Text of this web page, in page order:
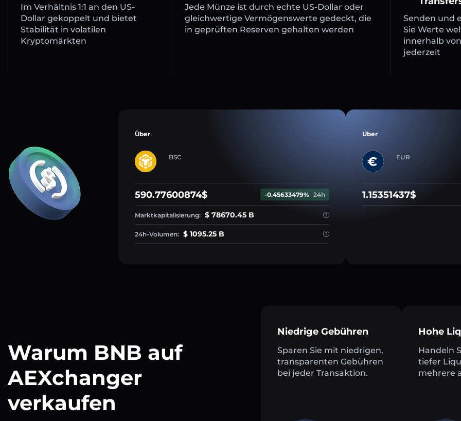
Im Verhältnis 1:1 an den US-
Dollar gekoppelt und bietet
Stabilität in volatilen
Kryptomärkten
Jede Münze ist durch echte US-Dollar oder
gleichwertige Vermögenswerte gedeckt, die
in geprüften Reserven gehalten werden
Senden und
Sie Werte
innerhalb
jederzeit
Über
BSC
590.77600874$ -0.45633479% 24h
Marktkapitalisierung: $ 78670.45 B
24h-Volumen: $ 1095.25 B
Über
EUR
1.15351437$
Warum BNB auf
AEXchanger
verkaufen
Niedrige Gebühren
Sparen Sie mit niedrigen,
transparenten Gebühren
bei jeder Transaktion.
Hohe
Handeln
tiefer
mehrere